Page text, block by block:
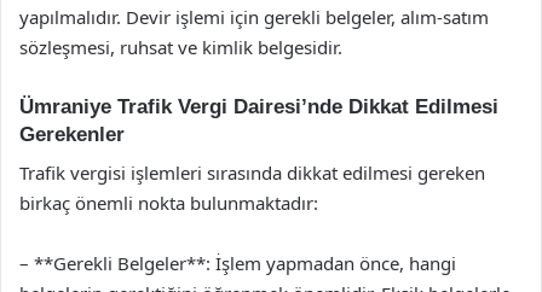
yapılmalıdır. Devir işlemi için gerekli belgeler, alım-satım
sözleşmesi, ruhsat ve kimlik belgesidir.
Ümraniye Trafik Vergi Dairesi’nde Dikkat Edilmesi
Gerekenler
Trafik vergisi işlemleri sırasında dikkat edilmesi gereken
birkaç önemli nokta bulunmaktadır:
– **Gerekli Belgeler**: İşlem yapmadan önce, hangi